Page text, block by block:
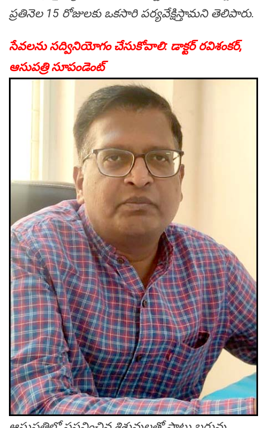
ప్ర‌తినెల 15 రోజులకు ఒక‌సారి ప‌ర్య‌వేక్షిస్తామ‌ని తెలిపారు.
సేవ‌ల‌ను స‌ద్వినియోగం చేసుకోవాలి: డాక్ట‌ర్ ర‌విశంక‌ర్,
ఆసుప‌త్రి సూపండెంట్